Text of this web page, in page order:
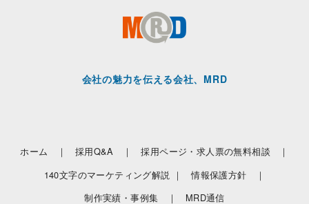
会社の魅力を伝える会社、MRD
ホーム ｜ 採用Q&A ｜
採用ページ・求人票の無料相談 ｜
140文字のマーケティング解説 ｜
情報保護方針 ｜
制作実績・事例集 ｜
MRD通信